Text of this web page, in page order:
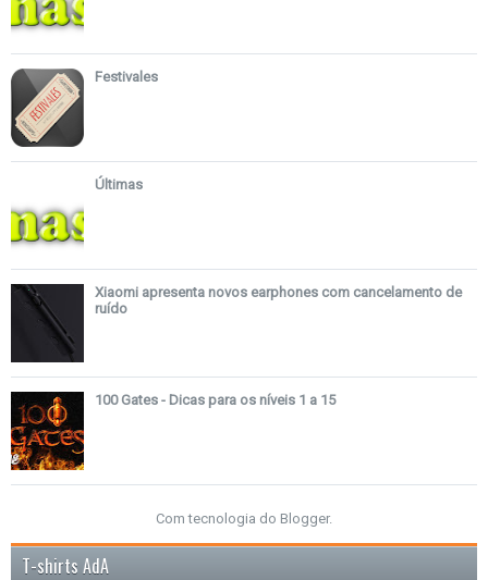
Festivales
Últimas
Xiaomi apresenta novos earphones com cancelamento de
ruído
100 Gates - Dicas para os níveis 1 a 15
Com tecnologia do Blogger.
T-shirts AdA